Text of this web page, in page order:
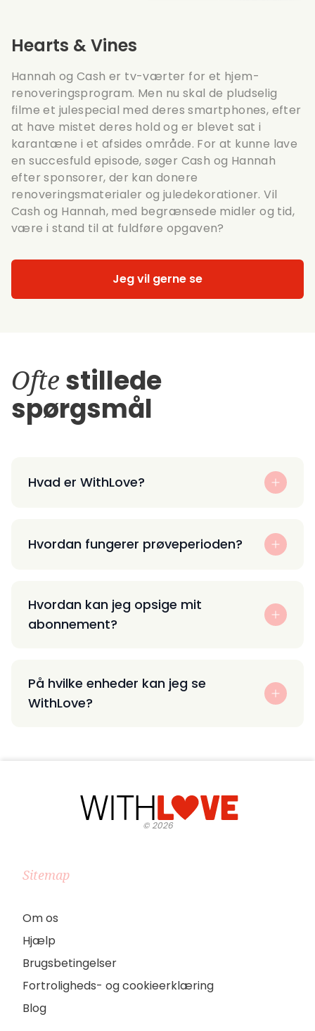
Hearts & Vines
Hannah og Cash er tv-værter for et hjem-
renoveringsprogram. Men nu skal de pludselig
filme et julespecial med deres smartphones, efter
at have mistet deres hold og er blevet sat i
karantæne i et afsides område. For at kunne lave
en succesfuld episode, søger Cash og Hannah
efter sponsorer, der kan donere
renoveringsmaterialer og juledekorationer. Vil
Cash og Hannah, med begrænsede midler og tid,
være i stand til at fuldføre opgaven?
Jeg vil gerne se
Ofte stillede
spørgsmål
Hvad er WithLove?
Hvordan fungerer prøveperioden?
Hvordan kan jeg opsige mit
abonnement?
På hvilke enheder kan jeg se
WithLove?
©2026
Sitemap
Om os
Hjælp
Brugsbetingelser
Fortroligheds- og cookieerklæring
Blog